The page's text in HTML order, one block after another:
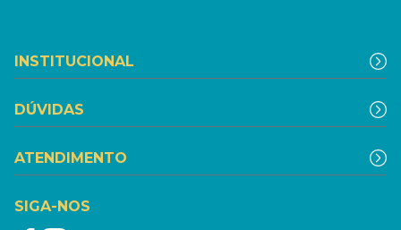
INSTITUCIONAL
DÚVIDAS
ATENDIMENTO
SIGA-NOS